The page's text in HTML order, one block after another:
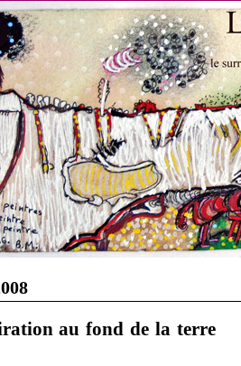
au fond de la terre